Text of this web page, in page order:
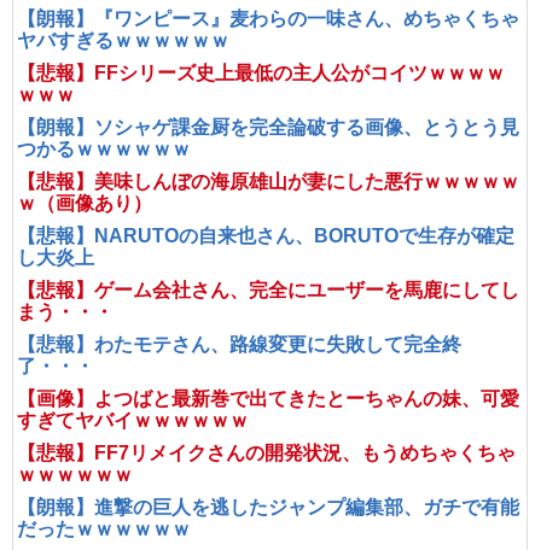
【朗報】『ワンピース』麦わらの一味さん、めちゃくちゃ
ヤバすぎるｗｗｗｗｗｗ
【悲報】FFシリーズ史上最低の主人公がコイツｗｗｗｗ
ｗｗｗ
【朗報】ソシャゲ課金厨を完全論破する画像、とうとう見
つかるｗｗｗｗｗｗ
【悲報】美味しんぼの海原雄山が妻にした悪行ｗｗｗｗｗ
ｗ（画像あり）
【悲報】NARUTOの自来也さん、BORUTOで生存が確定
し大炎上
【悲報】ゲーム会社さん、完全にユーザーを馬鹿にしてし
まう・・・
【悲報】わたモテさん、路線変更に失敗して完全終
了・・・
【画像】よつばと最新巻で出てきたとーちゃんの妹、可愛
すぎてヤバイｗｗｗｗｗｗ
【悲報】FF7リメイクさんの開発状況、もうめちゃくちゃ
ｗｗｗｗｗｗ
【朗報】進撃の巨人を逃したジャンプ編集部、ガチで有能
だったｗｗｗｗｗｗ